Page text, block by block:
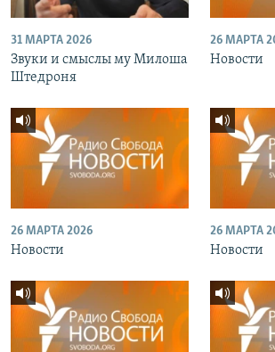
31 МАРТА 2026
Звуки и смыслы му Милоша
Штедроня
26 МАРТА
Новости
26 МАРТА 2026
Новости
26 МАРТА
Новости